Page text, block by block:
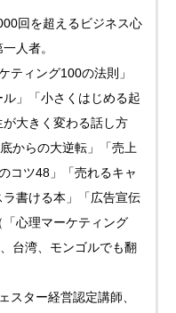
回を超えるビジネス心
人者。
ティング100の法則」
ル」「小さくはじめる起
大きく変わる話し方
からの大逆転」「売上
コツ48」「売れるキャ
書ける本」「広告宣伝
心理マーケティング
台湾、モンゴルでも翻
スター経営認定講師、